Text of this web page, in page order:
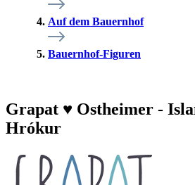
Auf dem Bauernhof
Bauernhof-Figuren
Grapat ♥ Ostheimer -
Hrókur